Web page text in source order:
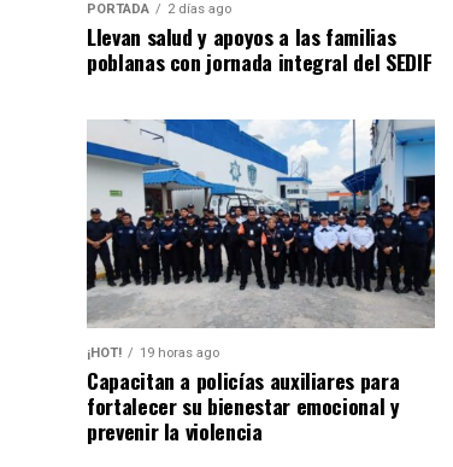
PORTADA 2 días ago
Llevan salud y apoyos a las familias
poblanas con jornada integral del SEDIF
¡HOT! 19 horas ago
Capacitan a policías auxiliares para
fortalecer su bienestar emocional y
prevenir la violencia